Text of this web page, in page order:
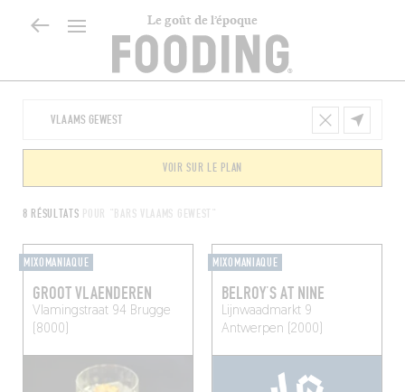
Le goût de l’époque
8 RÉSULTATS POUR "BARS VLAAMS GEWEST"
VOIR SUR LE PLAN
MIXOMANIAQUE
GROOT VLAENDEREN
Vlamingstraat 94 Brugge
(8000)
MIXOMANIAQUE
BELROY’S AT NINE
Lijnwaadmarkt 9
Antwerpen (2000)